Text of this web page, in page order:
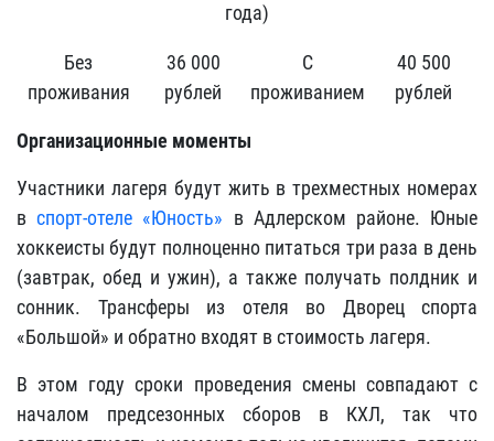
года)
Без
проживания
36 000
рублей
С
проживанием
40 500
рублей
Организационные моменты
Участники лагеря будут жить в трехместных номерах
вспорт-отеле «Юность» в Адлерском районе. Юные
хоккеисты будут полноценно питаться три раза в день
(завтрак, обед и ужин), а также получать полдник и
сонник. Трансферы из отеля во Дворец спорта
«Большой» и обратно входят в стоимость лагеря.
В этом году сроки проведения смены совпадают с
началом предсезонных сборов в КХЛ, так что